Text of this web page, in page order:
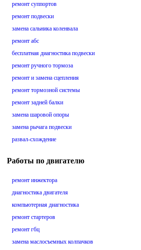
ремонт суппортов
ремонт подвески
замена сальника коленвала
ремонт абс
бесплатная диагностика подвески
ремонт ручного тормоза
ремонт и замена сцепления
ремонт тормозной системы
ремонт задней балки
замена шаровой опоры
замена рычага подвески
развал-схождение
Работы по двигателю
ремонт инжектора
диагностика двигателя
компьютерная диагностика
ремонт стартеров
ремонт гбц
замена маслосъемных колпачков